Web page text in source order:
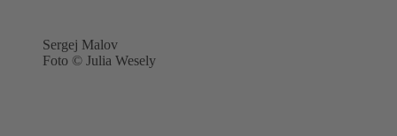
Sergej Malov
Foto © Julia Wesely